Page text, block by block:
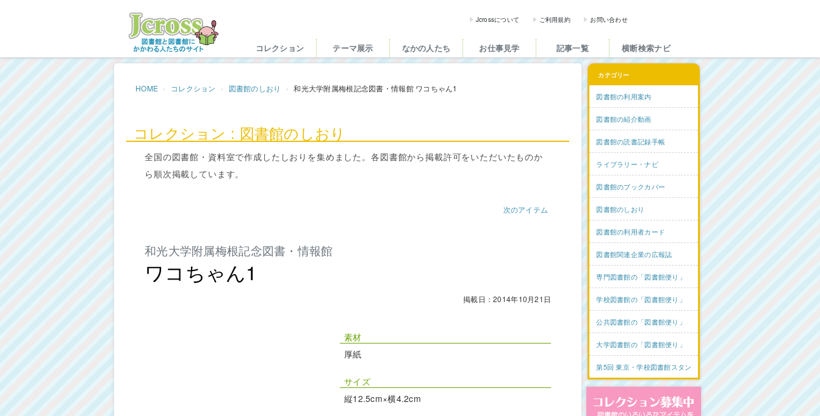
Jcross（ジェイクロス）| 図書館と図書館にかかわる人た
Jcrossについて ご利用規約 お問い合わせ
コレクション テーマ展示 なかの人たち お仕事見学 記事一覧 横断検索ナビ
HOME コレクション 図書館のしおり 和光大学附属梅根記念図書・情報館 ワコちゃん1
コレクション : 図書館のしおり
全国の図書館・資料室で作成したしおりを集めました。各図書館から掲載許可をいただいたものか
ら順次掲載しています。
次のアイテム
和光大学附属梅根記念図書・情報館
ワコちゃん1
掲載日：2014年10月21日
素材
厚紙
サイズ
縦12.5cm×横4.2cm
カテゴリー
図書館の利用案内
図書館の紹介動画
図書館の読書記録手帳
ライブラリー・ナビ
図書館のブックカバー
図書館のしおり
図書館の利用者カード
図書館関連企業の広報誌
専門図書館の「図書館便り」
学校図書館の「図書館便り」
公共図書館の「図書館便り」
大学図書館の「図書館便り」
第5回 東京・学校図書館スタンプラリー
コレクション募集中